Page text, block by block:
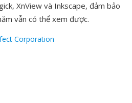
XnView và Inkscape, đảm bảo
vẫn có thể xem được.
Corporation